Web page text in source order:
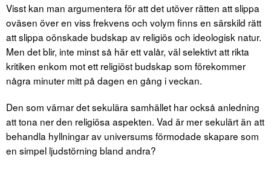
Visst kan man argumentera för att det utöver rätten att slippa
oväsen över en viss frekvens och volym finns en särskild rätt
att slippa oönskade budskap av religiös och ideologisk natur.
Men det blir, inte minst så här ett valår, väl selektivt att rikta
kritiken enkom mot ett religiöst budskap som förekommer
några minuter mitt på dagen en gång i veckan.
Den som värnar det sekulära samhället har också anledning
att tona ner den religiösa aspekten. Vad är mer sekulärt än att
behandla hyllningar av universums förmodade skapare som
en simpel ljudstörning bland andra?